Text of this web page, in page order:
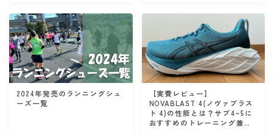
2024年発売のランニングシュ
ーズ一覧
【実費レビュー】
NOVABLAST 4(ノヴァブラス
ト 4)の性能とは？サブ4~5に
おすすめのトレーニング兼レ